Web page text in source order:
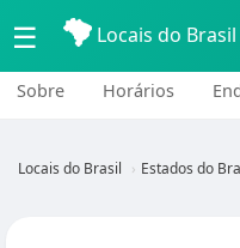
☰ Locais do Brasil
Sobre Horários
Locais do Brasil Estados do